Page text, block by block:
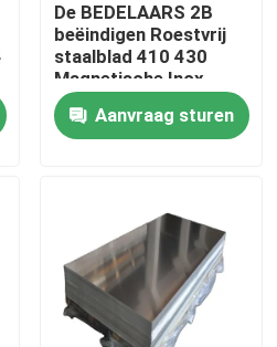
op
staalplaat
De BEDELAARS 2B
beëindigen Roestvrij
staalblad 410 430
Magnetische Inox
Staalplaat Decoiling
Aanvraag sturen